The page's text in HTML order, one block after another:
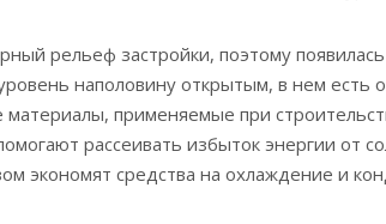
рельеф застройки, поэтому
наполовину открытым, в нем есть
материалы, применяемые при
рассеивать избыток энергии от
экономят средства на охлаждение и